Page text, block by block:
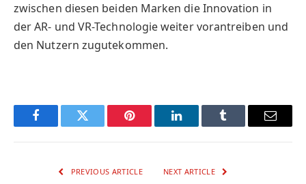
zwischen diesen beiden Marken die Innovation in
der AR- und VR-Technologie weiter vorantreiben und
den Nutzern zugutekommen.
FacebookTwitter Pinterest LinkedInTumblr Email
PREVIOUS ARTICLE NEXT ARTICLE